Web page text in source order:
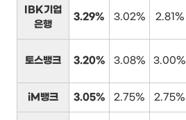
IBK기업
은행
3.29% 3.02% 2.81%
토스뱅크 3.20% 3.08% 3.00%
iM뱅크 3.05% 2.75% 2.75%